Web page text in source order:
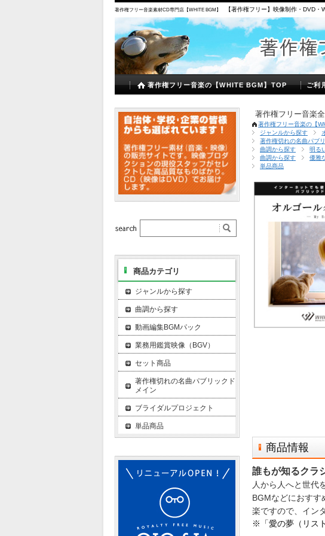
著作権フリー音楽素材CD専門店【WHITE BGM】 【著作権フリー】映像制作・DVD
著作権フリー音楽の【WHITE BGM】TOP ご利
著作権フリー音楽
著作権フリー音楽の【
ジャンルから探す
著作権切れの名曲パブ
曲調から探す
明る
曲調から探す
優雅
単品商品
商品情報
誰もが知るクラ
人から人へと世代
BGMなどにおすす
楽ですので、イン
※「愛の夢（リス
商品カテゴリ
ジャンルから探す
曲調から探す
動画編集BGMパック
業務用鑑賞映像（BGV）
セット商品
著作権切れの名曲パブリックド
メイン
ブライダルプロジェクト
単品商品